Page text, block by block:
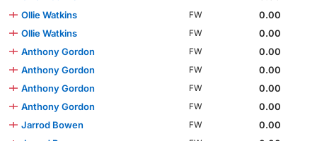
Ollie Watkins
FW
0.00
Ollie Watkins
FW
0.00
Anthony Gordon
FW
0.00
Anthony Gordon
FW
0.00
Anthony Gordon
FW
0.00
Anthony Gordon
FW
0.00
Jarrod Bowen
FW
0.00